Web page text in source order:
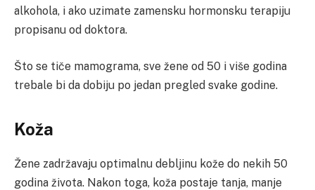
alkohola, i ako uzimate zamensku hormonsku terapiju
propisanu od doktora.
Što se tiče mamograma, sve žene od 50 i više godina
trebale bi da dobiju po jedan pregled svake godine.
Koža
Žene zadržavaju optimalnu debljinu kože do nekih 50
godina života. Nakon toga, koža postaje tanja, manje